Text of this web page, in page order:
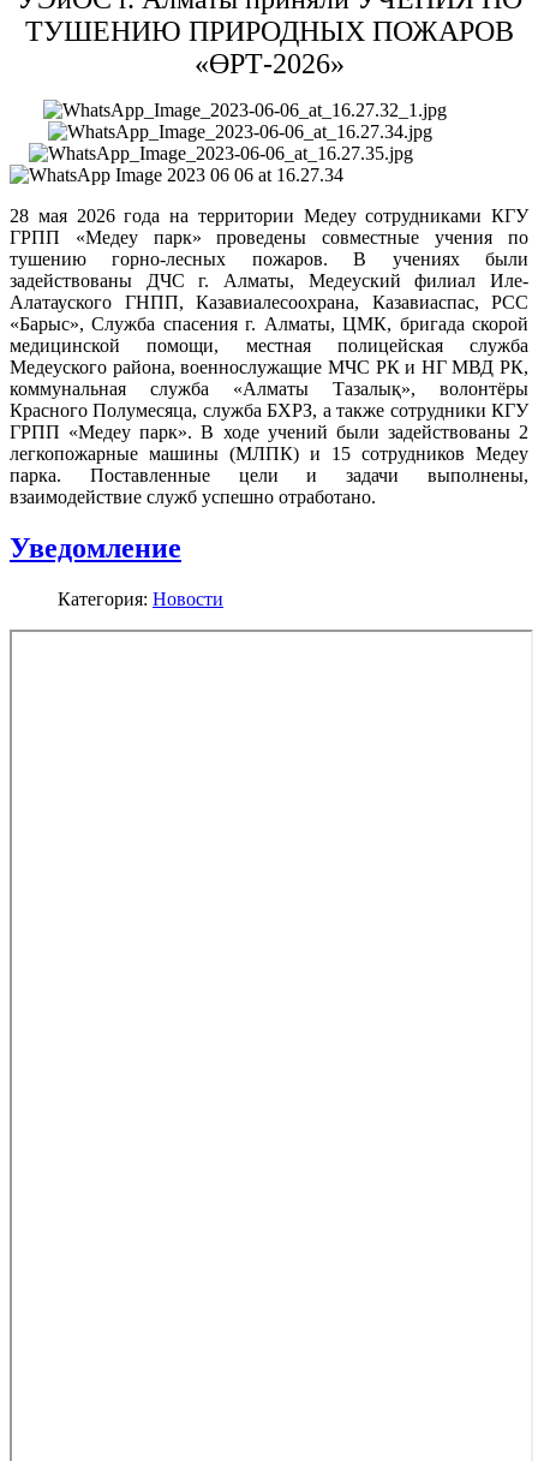
ТУШЕНИЮ ПРИРОДНЫХ ПОЖАРОВ
«ӨРТ-2026»
28 мая 2026 года на территории Медеу сотрудниками КГУ
ГРПП «Медеу парк» проведены совместные учения по
тушению горно-лесных пожаров. В учениях были
задействованы ДЧС г. Алматы, Медеуский филиал Иле-
Алатауского ГНПП, Казавиалесоохрана, Казавиаспас, РСС
«Барыс», Служба спасения г. Алматы, ЦМК, бригада скорой
медицинской помощи, местная полицейская служба
Медеуского района, военнослужащие МЧС РК и НГ МВД РК,
коммунальная служба «Алматы Тазалық», волонтёры
Красного Полумесяца, служба БХРЗ, а также сотрудники КГУ
ГРПП «Медеу парк». В ходе учений были задействованы 2
легкопожарные машины (МЛПК) и 15 сотрудников Медеу
парка. Поставленные цели и задачи выполнены,
взаимодействие служб успешно отработано.
Уведомление
Категория: Новости